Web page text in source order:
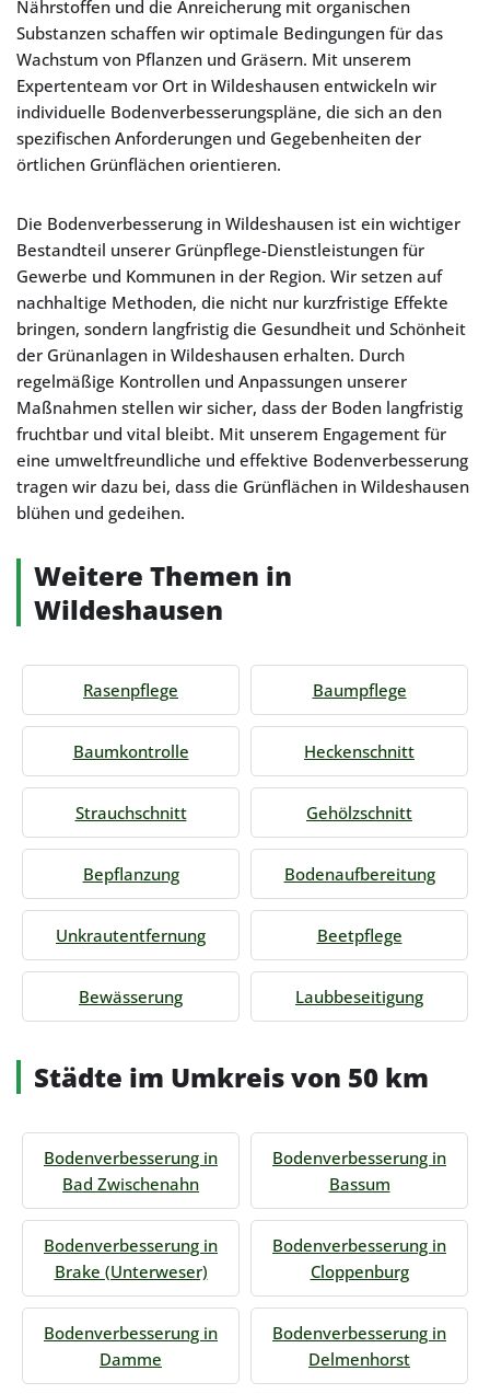
Nährstoffen und die Anreicherung mit organischen
Substanzen schaffen wir optimale Bedingungen für das
Wachstum von Pflanzen und Gräsern. Mit unserem
Expertenteam vor Ort in Wildeshausen entwickeln wir
individuelle Bodenverbesserungspläne, die sich an den
spezifischen Anforderungen und Gegebenheiten der
örtlichen Grünflächen orientieren.
Die Bodenverbesserung in Wildeshausen ist ein wichtiger
Bestandteil unserer Grünpflege-Dienstleistungen für
Gewerbe und Kommunen in der Region. Wir setzen auf
nachhaltige Methoden, die nicht nur kurzfristige Effekte
bringen, sondern langfristig die Gesundheit und Schönheit
der Grünanlagen in Wildeshausen erhalten. Durch
regelmäßige Kontrollen und Anpassungen unserer
Maßnahmen stellen wir sicher, dass der Boden langfristig
fruchtbar und vital bleibt. Mit unserem Engagement für
eine umweltfreundliche und effektive Bodenverbesserung
tragen wir dazu bei, dass die Grünflächen in Wildeshausen
blühen und gedeihen.
Weitere Themen in
Wildeshausen
Rasenpflege Baumpflege
Baumkontrolle Heckenschnitt
Strauchschnitt Gehölzschnitt
Bepflanzung Bodenaufbereitung
Unkrautentfernung Beetpflege
Bewässerung Laubbeseitigung
Städte im Umkreis von 50 km
Bodenverbesserung in
Bad Zwischenahn
Bodenverbesserung in
Bassum
Bodenverbesserung in
Brake (Unterweser)
Bodenverbesserung in
Cloppenburg
Bodenverbesserung in
Damme
Bodenverbesserung in
Delmenhorst